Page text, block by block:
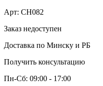
Арт: СН082
Заказ недоступен
Доставка по Минску и РБ
Получить консультацию
Пн-Сб: 09:00 - 17:00